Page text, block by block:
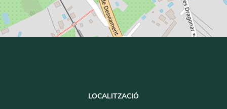
LOCALITZACIÓ